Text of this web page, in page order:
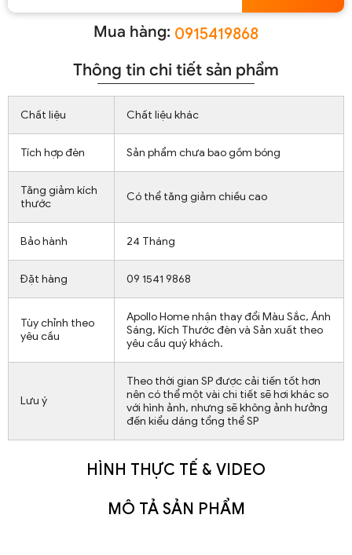
Mua hàng: 0915419868
Thông tin chi tiết sản phẩm
Chất liệu Chất liệu khác
Tích hợp đèn Sản phẩm chưa bao gồm bóng
Tăng giảm kích
thước
Có thể tăng giảm chiều cao
Bảo hành 24 Tháng
Đặt hàng 09 1541 9868
Tùy chỉnh theo
yêu cầu
Apollo Home nhận thay đổi Màu Sắc, Ánh
Sáng, Kích Thước đèn và Sản xuất theo
yêu cầu quý khách.
Lưu ý
Theo thời gian SP được cải tiến tốt hơn
nên có thể một vài chi tiết sẽ hơi khác so
với hình ảnh, nhưng sẽ không ảnh hưởng
đến kiểu dáng tổng thể SP
HÌNH THỰC TẾ & VIDEO
MÔ TẢ SẢN PHẨM